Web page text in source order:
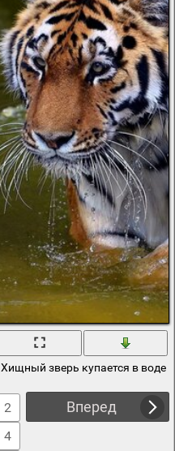
Хищный зверь купается в воде
Вперед
2
4